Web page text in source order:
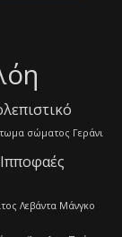
σώματος Γεράνι
Ιπποφαές
Λεβάντα Μάνγκο